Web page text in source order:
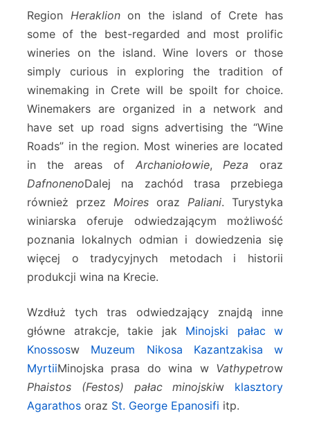
Region Heraklionon the island of Crete has
some of the best-regarded and most prolific
wineries on the island. Wine lovers or those
simply curious in exploring the tradition of
winemaking in Crete will be spoilt for choice.
Winemakers are organized in a network and
have set up road signs advertising the “Wine
Roads” in the region. Most wineries are located
in the areas of Archaniołowie,Peza oraz
DafnonenoDalej na zachód trasa przebiega
również przez Moires oraz Paliani. Turystyka
winiarska oferuje odwiedzającym możliwość
poznania lokalnych odmian i dowiedzenia się
więcej o tradycyjnych metodach i historii
produkcji wina na Krecie.
Wzdłuż tych tras odwiedzający znajdą inne
główne atrakcje, takie jak Minojski pałac w
Knossosw Muzeum Nikosa Kazantzakisa w
MyrtiiMinojska prasa do wina w Vathypetrow
Phaistos (Festos) pałac minojskiw klasztory
Agarathos oraz St. George Epanosifi itp.